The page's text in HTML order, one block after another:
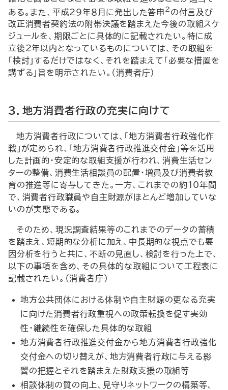
ある。また、平成29年８月に発出した答申 2 の付言及び
改正消費者契約法の附帯決議を踏まえた今後の取組スケ
ジュールを、期限ごとに具体的に記載されたい。特に成
立後２年以内となっているものについては、その取組を
「検討」するだけではなく、それを踏まえて「必要な措置を
講ずる」旨を明示されたい。（消費者庁）
３．地方消費者行政の充実に向けて
地方消費者行政については、「地方消費者行政強化作
戦」が定められ、「地方消費者行政推進交付金」等を活用
した計画的・安定的な取組支援が行われ、消費生活セン
ターの整備、消費生活相談員の配置・増員及び消費者教
育の推進等に寄与してきた。一方、これまでの約10年間
で、消費者行政職員や自主財源がほとんど増加していな
いのが実態である。
そのため、現況調査結果等のこれまでのデータの蓄積
を踏まえ、短期的な分析に加え、中長期的な視点でも要
因分析を行うと共に、不断の見直し、検討を行った上で、
以下の事項を含め、その具体的な取組について工程表に
記載されたい。（消費者庁）
地方公共団体における体制や自主財源の更なる充実
に向けた消費者行政重視への政策転換を促す実効
性・継続性を確保した具体的な取組
地方消費者行政推進交付金から地方消費者行政強化
交付金への切り替えが、地方消費者行政に与える影
響の把握とそれを踏まえた財政支援の取組等
相談体制の質の向上、見守りネットワークの構築等、